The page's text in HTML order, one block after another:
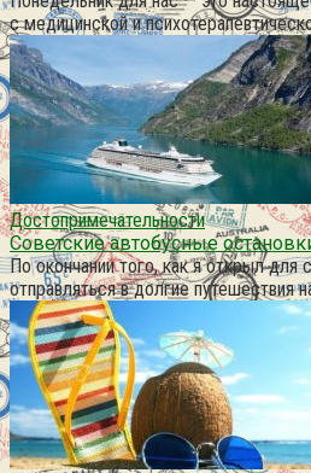
с медицинской и
Достопримечательности
Советские автобусные
По окончании того, как я открыл для
отправляться в долгие путешествия